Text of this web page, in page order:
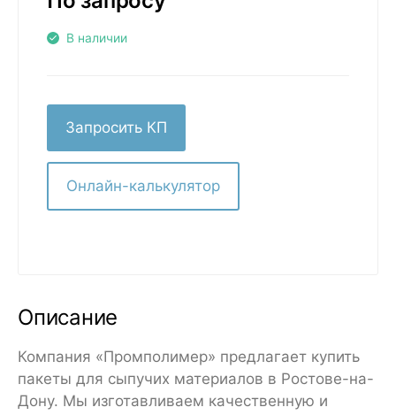
В наличии
Запросить КП
Онлайн-калькулятор
Описание
Компания «Промполимер» предлагает купить
пакеты для сыпучих материалов в Ростове-на-
Дону. Мы изготавливаем качественную и